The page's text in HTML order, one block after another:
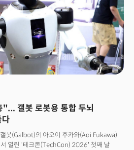
갤봇 로봇용 통합 두뇌
봇(Galbot)의 아오이 후카와(Aoi Fukawa)
열린 '테크콘(TechCon) 2026' 첫째 날